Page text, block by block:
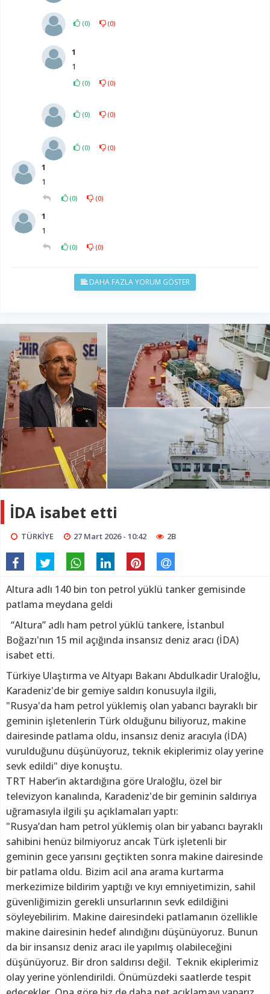
(0) (0)
1
1
(0) (0)
(0) (0)
(0) (0)
1
1
(0) (0)
1
1
(0) (0)
DAHA FAZLA YORUM GÖSTER
İDA isabet etti
TÜRKİYE 27 Mart 2026 - 10:42 2B
Altura adlı 140 bin ton petrol yüklü tanker gemisinde
patlama meydana geldi
“Altura” adlı ham petrol yüklü tankere, İstanbul
Boğazı'nın 15 mil açığında insansız deniz aracı (İDA)
isabet etti.
Türkiye Ulaştırma ve Altyapı Bakanı Abdulkadir Uraloğlu,
Karadeniz'de bir gemiye saldırı konusuyla ilgili,
"Rusya'da ham petrol yüklemiş olan yabancı bayraklı bir
geminin işletenlerin Türk olduğunu biliyoruz, makine
dairesinde patlama oldu, insansız deniz aracıyla (İDA)
vurulduğunu düşünüyoruz, teknik ekiplerimiz olay yerine
sevk edildi" diye konuştu.
TRT Haber’in aktardığına göre Uraloğlu, özel bir
televizyon kanalında, Karadeniz'de bir geminin saldırıya
uğramasıyla ilgili şu açıklamaları yaptı:
"Rusya’dan ham petrol yüklemiş olan bir yabancı bayraklı
sahibini henüz bilmiyoruz ancak Türk işletenli bir
geminin gece yarısını geçtikten sonra makine dairesinde
bir patlama oldu. Bizim acil ana arama kurtarma
merkezimize bildirim yaptığı ve kıyı emniyetimizin, sahil
güvenliğimizin gerekli unsurlarının sevk edildiğini
söyleyebilirim. Makine dairesindeki patlamanın özellikle
makine dairesinin hedef alındığını düşünüyoruz. Bunun
da bir insansız deniz aracı ile yapılmış olabileceğini
düşünüyoruz. Bir dron saldırısı değil. Teknik ekiplerimiz
olay yerine yönlendirildi. Önümüzdeki saatlerde tespit